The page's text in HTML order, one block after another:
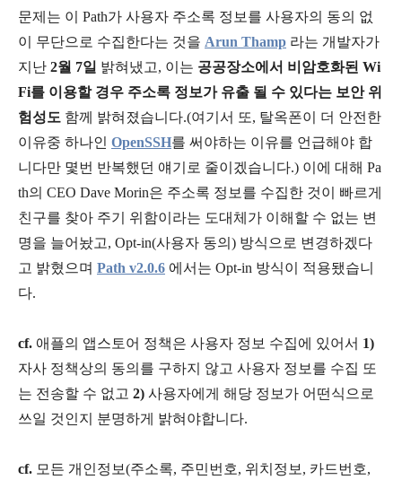
문제는 이 Path가 사용자 주소록 정보를 사용자의 동의 없
이 무단으로 수집한다는 것을 Arun Thamp 라는 개발자가
지난 2월 7일 밝혀냈고, 이는 공공장소에서 비암호화된 Wi
Fi를 이용할 경우 주소록 정보가 유출 될 수 있다는 보안 위
험성도 함께 밝혀졌습니다.(여기서 또, 탈옥폰이 더 안전한
이유중 하나인 OpenSSH를 써야하는 이유를 언급해야 합
니다만 몇번 반복했던 얘기로 줄이겠습니다.) 이에 대해 Pa
th의 CEO Dave Morin은 주소록 정보를 수집한 것이 빠르게
친구를 찾아 주기 위함이라는 도대체가 이해할 수 없는 변
명을 늘어놨고, Opt-in(사용자 동의) 방식으로 변경하겠다
고 밝혔으며 Path v2.0.6 에서는 Opt-in 방식이 적용됐습니
다.
cf. 애플의 앱스토어 정책은 사용자 정보 수집에 있어서 1)
자사 정책상의 동의를 구하지 않고 사용자 정보를 수집 또
는 전송할 수 없고 2) 사용자에게 해당 정보가 어떤식으로
쓰일 것인지 분명하게 밝혀야합니다.
cf. 모든 개인정보(주소록, 주민번호, 위치정보, 카드번호,